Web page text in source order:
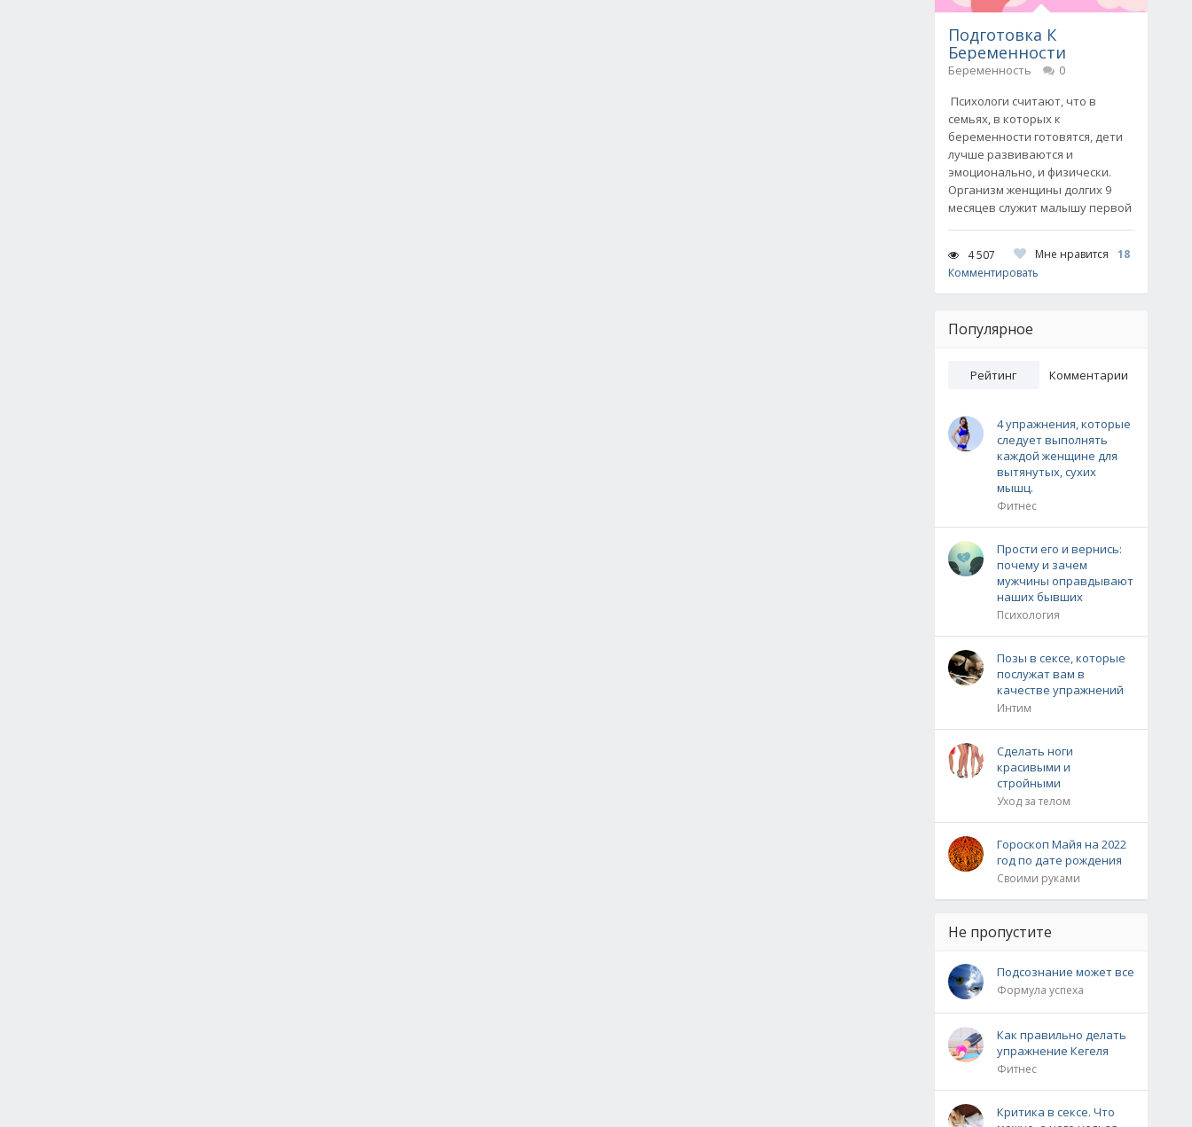
Подготовка К
Беременности
Беременность
0
Психологи считают, что в
семьях, в которых к
беременности готовятся, дети
лучше развиваются и
эмоционально, и физически.
Организм женщины долгих 9
месяцев служит малышу первой
4 507 Мне нравится
18
Комментировать
Популярное
Рейтинг Комментарии
4 упражнения, которые
следует выполнять
каждой женщине для
вытянутых, сухих
мышц.
Фитнес
Прости его и вернись:
почему и зачем
мужчины оправдывают
наших бывших
Психология
Позы в сексе, которые
послужат вам в
качестве упражнений
Интим
Сделать ноги
красивыми и
стройными
Уход за телом
Гороскоп Майя на 2022
год по дате рождения
Своими руками
Не пропустите
Подсознание может все
Формула успеха
Как правильно делать
упражнение Кегеля
Фитнес
Критика в сексе. Что